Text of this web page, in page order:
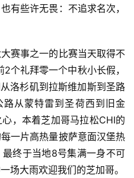
有些许无畏：不追求名次，
赛事之一的比赛当天取得不
个礼拜零一个中秋小长假，
洛杉矶到拉斯维加斯到圣路
从蒙特雷到圣荷西到旧金
，本着芝加哥马拉松CHI的
一片高热量披萨意面汉堡热
终于当地8号集满一身不可
场大雨欢迎我们的芝加哥。